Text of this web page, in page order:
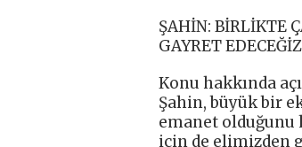
ŞAHİN: BİRLİKTE
GAYRET EDECEĞİZ
Konu hakkında
Şahin, büyük bir
emanet olduğunu
için de elimizden